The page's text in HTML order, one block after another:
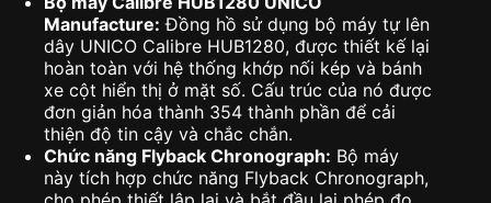
Manufacture: Đồng hồ sử dụng bộ máy tự lên
dây UNICO Calibre HUB1280, được thiết kế lại
hoàn toàn với hệ thống khớp nối kép và bánh
xe cột hiển thị ở mặt số. Cấu trúc của nó được
đơn giản hóa thành 354 thành phần để cải
thiện độ tin cậy và chắc chắn.
Chức năng Flyback Chronograph: Bộ máy
này tích hợp chức năng Flyback Chronograph,